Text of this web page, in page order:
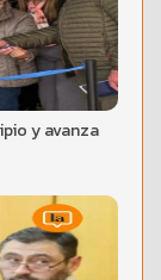
y avanza